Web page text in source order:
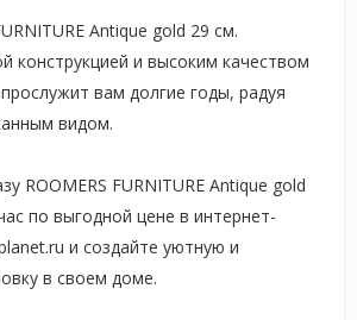
Antique gold 29 см.
конструкцией и высоким качеством
вам долгие годы, радуя
видом.
ROOMERS FURNITURE Antique gold
по выгодной цене в интернет-
и создайте уютную и
в своем доме.